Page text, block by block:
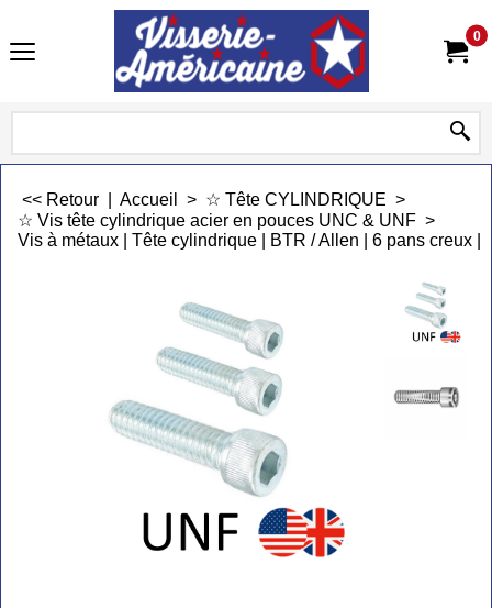
0
<< Retour Accueil > ☆ Tête CYLINDRIQUE >
☆ Vis tête cylindrique acier en pouces UNC & UNF >
Vis à métaux | Tête cylindrique | BTR / Allen | 6 pans creux